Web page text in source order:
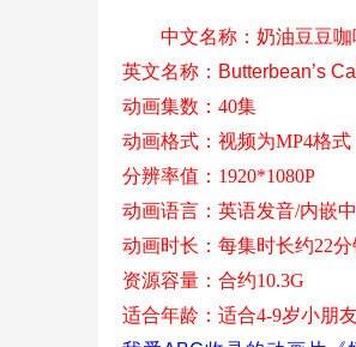
中文名称： 奶油豆豆
英文名称： Butterbean’s
动画集数：40集
动画格式：视频为MP4格式
分辨率值 ：1920*1080P
动画语言：英语发音/内嵌
动画时长：每集时长约22分
资源容量：合约10.3G
适合年龄 ：适合4-9岁小朋